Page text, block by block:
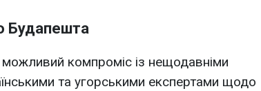
Будапешта
компроміс із нещодавніми
та угорськими експертами щодо